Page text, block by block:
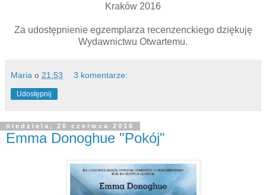
Kraków 2016
Za udostępnienie egzemplarza recenzenckiego dziękuję
Wydawnictwu Otwartemu.
Maria o 21:53 3 komentarze:
Udostępnij
niedziela, 26 czerwca 2016
Emma Donoghue "Pokój"